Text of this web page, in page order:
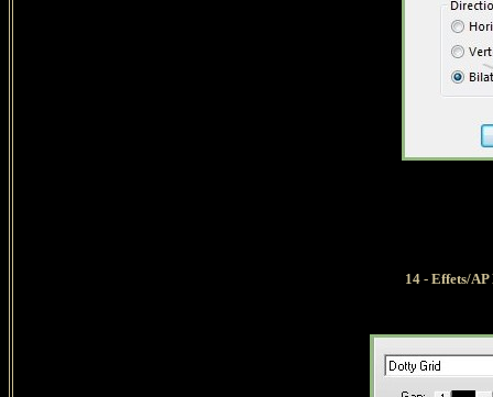
14 - Effets/